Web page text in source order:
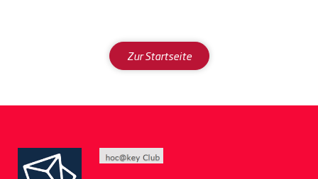
Zur Startseite